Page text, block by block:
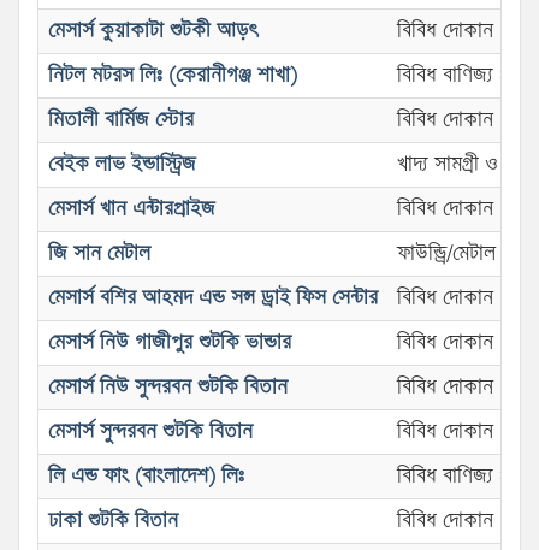
মেসার্স কুয়াকাটা শুটকী আড়ৎ
বিবিধ দোকান
নিটল মটরস লিঃ (কেরানীগঞ্জ শাখা)
বিবিধ বাণিজ্য
মিতালী বার্মিজ স্টোর
বিবিধ দোকান
বেইক লাভ ইন্ডাস্ট্রিজ
খাদ্য সামগ্রী ও
মেসার্স খান এন্টারপ্রাইজ
বিবিধ দোকান
জি সান মেটাল
ফাউন্ড্রি/মেটাল
মেসার্স বশির আহমদ এন্ড সন্স ড্রাই ফিস সেন্টার
বিবিধ দোকান
মেসার্স নিউ গাজীপুর শুটকি ভান্ডার
বিবিধ দোকান
মেসার্স নিউ সুন্দরবন শুটকি বিতান
বিবিধ দোকান
মেসার্স সুন্দরবন শুটকি বিতান
বিবিধ দোকান
লি এন্ড ফাং (বাংলাদেশ) লিঃ
বিবিধ বাণিজ্য
ঢাকা শুটকি বিতান
বিবিধ দোকান